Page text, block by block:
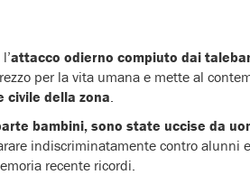
attacco odierno compiuto dai
per la vita umana e mette al
civile della zona.
bambini, sono state uccise da
indiscriminatamente contro alunni
recente ricordi.